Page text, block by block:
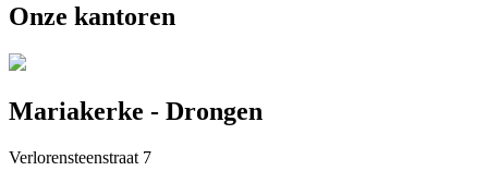
Onze kantoren
Mariakerke - Drongen
Verlorensteenstraat 7